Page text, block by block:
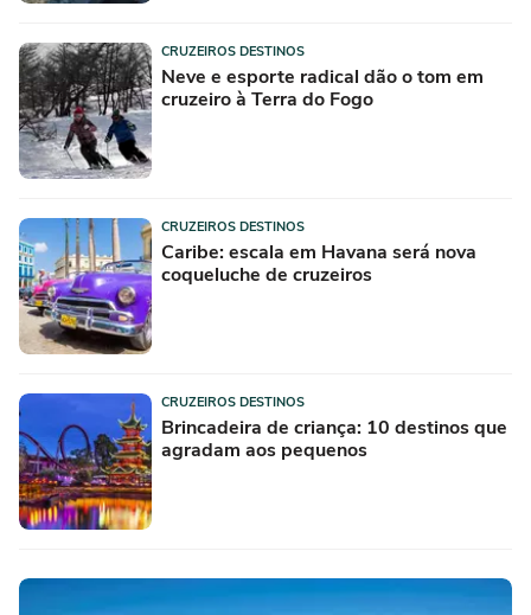
CRUZEIROS DESTINOS
Neve e esporte radical dão o tom em
cruzeiro à Terra do Fogo
CRUZEIROS DESTINOS
Caribe: escala em Havana será nova
coqueluche de cruzeiros
CRUZEIROS DESTINOS
Brincadeira de criança: 10 destinos que
agradam aos pequenos